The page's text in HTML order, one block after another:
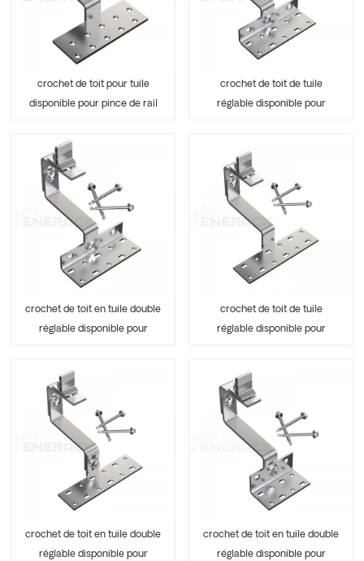
crochet de toit pour tuile
disponible pour pince de rail
crochet de toit de tuile
réglable disponible pour
crochet de toit en tuile double
réglable disponible pour
crochet de toit de tuile
réglable disponible pour
crochet de toit en tuile double
réglable disponible pour
crochet de toit en tuile double
réglable disponible pour